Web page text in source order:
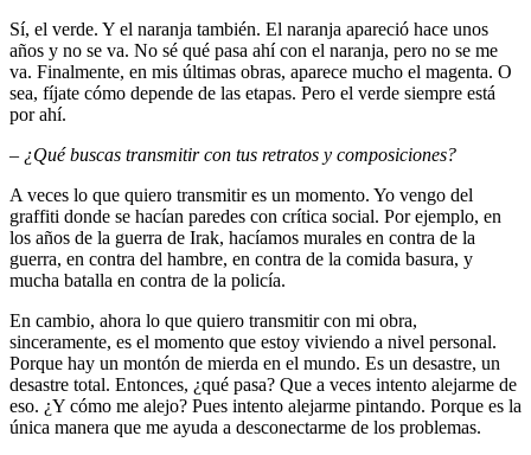
Sí, el verde. Y el naranja también. El naranja apareció hace unos
años y no se va. No sé qué pasa ahí con el naranja, pero no se me
va. Finalmente, en mis últimas obras, aparece mucho el magenta. O
sea, fíjate cómo depende de las etapas. Pero el verde siempre está
por ahí.
– ¿Qué buscas transmitir con tus retratos y composiciones?
A veces lo que quiero transmitir es un momento. Yo vengo del
graffiti donde se hacían paredes con crítica social. Por ejemplo, en
los años de la guerra de Irak, hacíamos murales en contra de la
guerra, en contra del hambre, en contra de la comida basura, y
mucha batalla en contra de la policía.
En cambio, ahora lo que quiero transmitir con mi obra,
sinceramente, es el momento que estoy viviendo a nivel personal.
Porque hay un montón de mierda en el mundo. Es un desastre, un
desastre total. Entonces, ¿qué pasa? Que a veces intento alejarme de
eso. ¿Y cómo me alejo? Pues intento alejarme pintando. Porque es la
única manera que me ayuda a desconectarme de los problemas.